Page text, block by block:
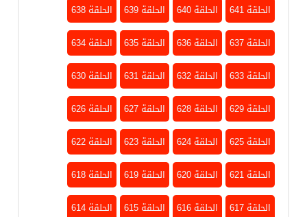
الحلقة 641
الحلقة 640 الحلقة 639
الحلقة 638
الحلقة 637
الحلقة 636 الحلقة 635
الحلقة 634
الحلقة 633
الحلقة 632 الحلقة 631
الحلقة 630
الحلقة 629
الحلقة 628 الحلقة 627
الحلقة 626
الحلقة 625
الحلقة 624 الحلقة 623
الحلقة 622
الحلقة 621
الحلقة 620 الحلقة 619
الحلقة 618
الحلقة 617
الحلقة 616 الحلقة 615
الحلقة 614